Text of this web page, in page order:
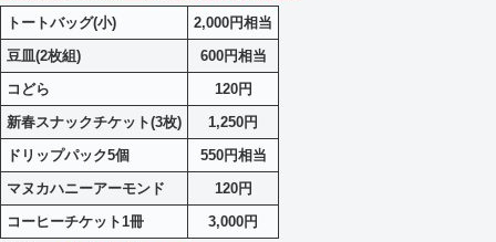
トートバッグ(小)
2,000円相当
豆皿(2枚組)
600円相当
コどら
120円
新春スナックチケット(3枚)
1,250円
ドリップパック5個
550円相当
マヌカハニーアーモンド
120円
コーヒーチケット1冊
3,000円